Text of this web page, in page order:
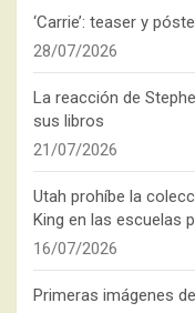
‘Carrie’: teaser y
28/07/2026
La reacción de
sus libros
21/07/2026
Utah prohíbe la
King en las escuelas
16/07/2026
Primeras imágenes de